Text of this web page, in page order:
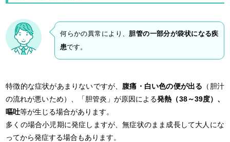
何らかの異常により、 胆管の一部分が袋状になる疾
患です。
特徴的な症状があまりないですが、 腹痛・白い色の便が出る （胆汁
の流れが悪いため）、「胆管炎」が原因による発熱（38～39度）、
嘔吐等が生じる場合があります。
多くの場合小児期に発症しますが、無症状のまま成長して大人にな
ってから発症する場合もあります。